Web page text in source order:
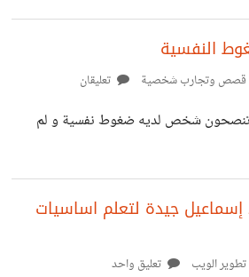
جعل الالخلفية سوداء و الكتابة بيضاء هل
النفسية
قصص وتجارب شخصية تعليقان
تنصحون شخص لديه ضغوط نفسية و لم
جيدة لتعلم اساسيات
تطوير الويب تعليق واحد